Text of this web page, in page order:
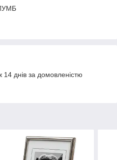
днів за домовленістю